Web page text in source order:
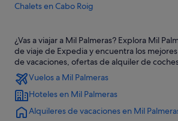
Chalets en Cabo Roig
Hoteles para familias en Torre de la
Hoteles con restaurante en Dehesa de
Casas privadas de vacaciones en Dehesa de
Hoteles de 3 estrellas en Mil Palmeras
Hoteles en la playa en Pilar de la Horadada
¿Vas a viajar a Mil Palmeras? Explora Mil
de viaje de Expedia y encuentra los
de vacaciones, ofertas de alquiler de
Vuelos a Mil Palmeras
Hoteles en Mil Palmeras
Alquileres de vacaciones en Mil